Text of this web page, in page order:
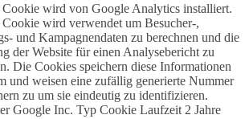
Cookie wird von Google Analytics installiert.
Cookie wird verwendet um Besucher-,
und Kampagnendaten zu berechnen und die
der Website für einen Analysebericht zu
Die Cookies speichern diese Informationen
und weisen eine zufällig generierte Nummer
zu um sie eindeutig zu identifizieren.
Google Inc. Typ Cookie Laufzeit 2 Jahre